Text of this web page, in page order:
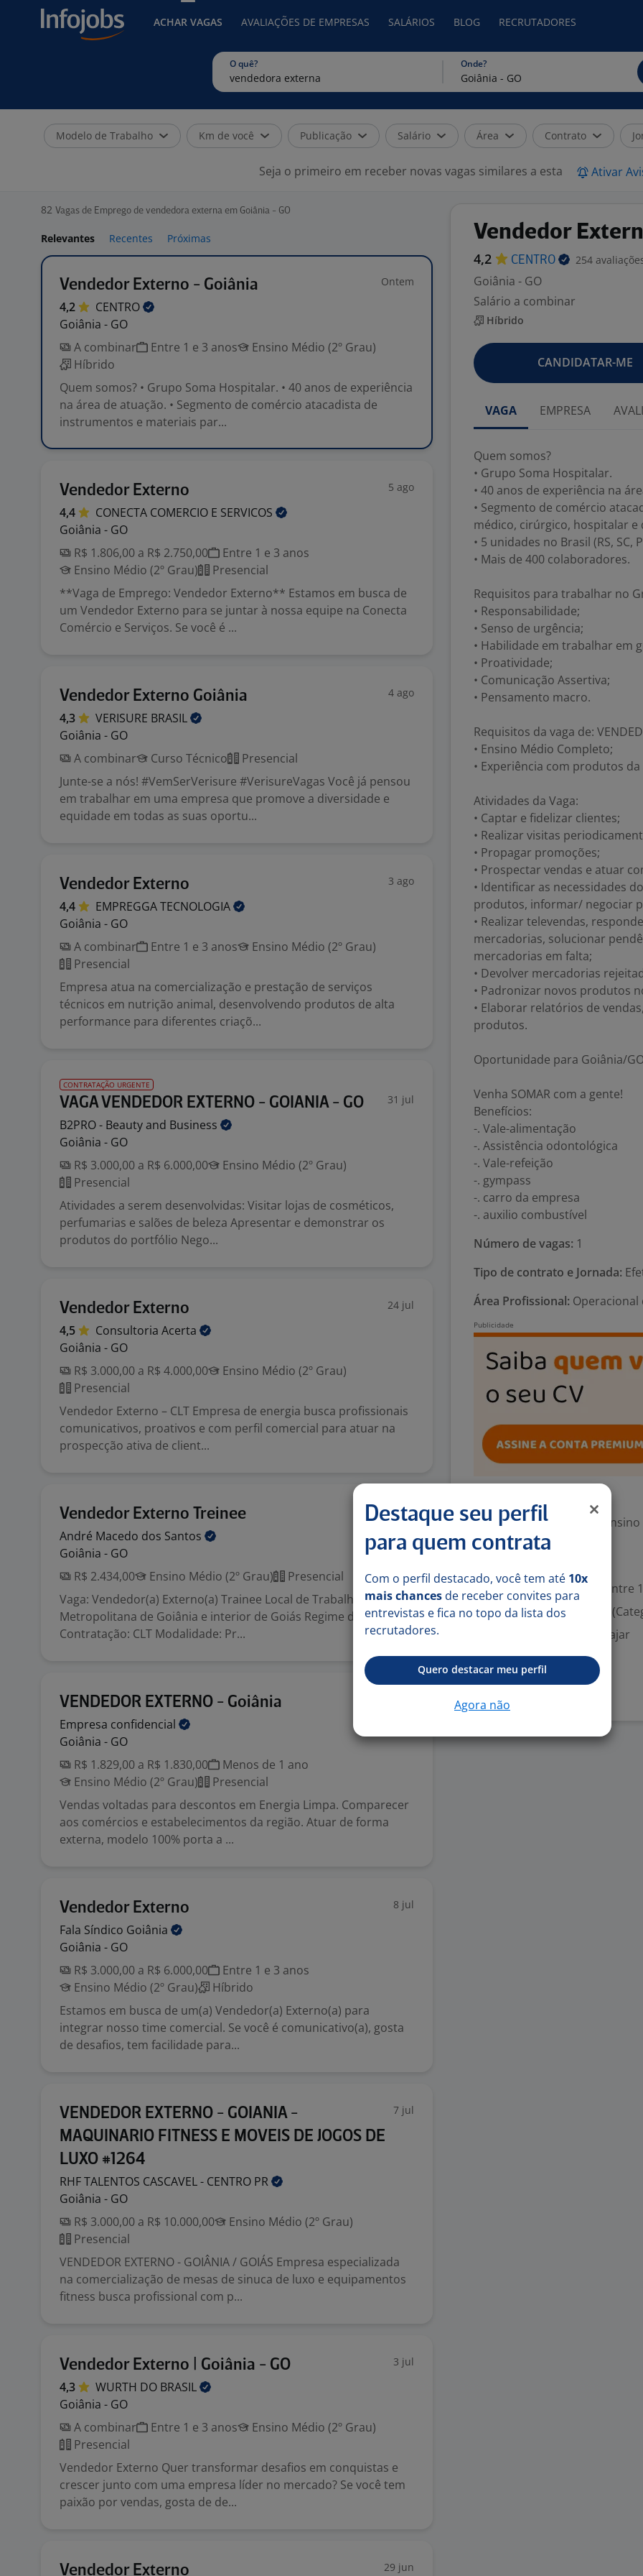
ACHAR VAGAS AVALIAÇÕES DE EMPRESAS SALÁRIOS BLOG RECRUTADORES
O quê? Onde?
Modelo de Trabalho Km de você Publicação Salário Área Contrato
Seja o primeiro em receber novas vagas similares a esta Ativar
82 Vagas de Emprego de vendedora externa em Goiânia - GO
Relevantes Recentes Próximas
Vendedor Externo - Goiânia Ontem
4,2
CENTRO
Goiânia - GO
A combinar
Entre 1 e 3 anos
Ensino Médio (2º Grau)
Híbrido
Quem somos? • Grupo Soma Hospitalar. • 40 anos de experiência
na área de atuação. • Segmento de comércio atacadista de
instrumentos e materiais par...
Vendedor Externo 5 ago
4,4 CONECTA COMERCIO E SERVICOS
Goiânia - GO
R$ 1.806,00 a R$ 2.750,00
Entre 1 e 3 anos
Ensino Médio (2º Grau)
Presencial
**Vaga de Emprego: Vendedor Externo** Estamos em busca de
um Vendedor Externo para se juntar à nossa equipe na Conecta
Comércio e Serviços. Se você é ...
Vendedor Externo Goiânia 4 ago
4,3 VERISURE BRASIL
Goiânia - GO
A combinar
Curso Técnico
Presencial
Junte-se a nós! #VemSerVerisure #VerisureVagas Você já pensou
em trabalhar em uma empresa que promove a diversidade e
equidade em todas as suas oportu...
Vendedor Externo 3 ago
4,4 EMPREGGATECNOLOGIA
Goiânia - GO
A combinar
Entre 1 e 3 anos
Ensino Médio (2º Grau)
Presencial
Empresa atua na comercialização e prestação de serviços
técnicos em nutrição animal, desenvolvendo produtos de alta
performance para diferentes criaçõ...
CONTRATAÇÃO URGENTE
VAGA VENDEDOR EXTERNO - GOIANIA - GO 31 jul
B2PRO - Beauty and Business
Goiânia - GO
R$ 3.000,00 a R$ 6.000,00
Ensino Médio (2º Grau)
Presencial
Atividades a serem desenvolvidas: Visitar lojas de cosméticos,
perfumarias e salões de beleza Apresentar e demonstrar os
produtos do portfólio Nego...
Vendedor Externo 24 jul
4,5 Consultoria Acerta
Goiânia - GO
R$ 3.000,00 a R$ 4.000,00
Ensino Médio (2º Grau)
Presencial
Vendedor Externo – CLT Empresa de energia busca profissionais
comunicativos, proativos e com perfil comercial para atuar na
prospecção ativa de client...
Vendedor Externo Treinee 23 jul
André Macedo dos Santos
Goiânia - GO
R$ 2.434,00
Ensino Médio (2º Grau)
Presencial
Vaga: Vendedor(a) Externo(a) Trainee Local de Trabalho: Região
Metropolitana de Goiânia e interior de Goiás Regime de
Contratação: CLT Modalidade: Pr...
VENDEDOR EXTERNO - Goiânia
Empresa confidencial
Goiânia - GO
R$ 1.829,00 a R$ 1.830,00
Menos de 1 ano
Ensino Médio (2º Grau)
Presencial
Vendas voltadas para descontos em Energia Limpa. Comparecer
aos comércios e estabelecimentos da região. Atuar de forma
externa, modelo 100% porta a ...
Vendedor Externo 8 jul
Fala Síndico Goiânia
Goiânia - GO
R$ 3.000,00 a R$ 6.000,00
Entre 1 e 3 anos
Ensino Médio (2º Grau)
Híbrido
Estamos em busca de um(a) Vendedor(a) Externo(a) para
integrar nosso time comercial. Se você é comunicativo(a), gosta
de desafios, tem facilidade para...
VENDEDOR EXTERNO - GOIANIA -
MAQUINARIO FITNESS E MOVEIS DE JOGOS DE
LUXO #1264
7 jul
RHF TALENTOS CASCAVEL - CENTRO PR
Goiânia - GO
R$ 3.000,00 a R$ 10.000,00
Ensino Médio (2º Grau)
Presencial
VENDEDOR EXTERNO - GOIÂNIA / GOIÁS Empresa especializada
na comercialização de mesas de sinuca de luxo e equipamentos
fitness busca profissional com p...
Vendedor Externo | Goiânia - GO 3 jul
4,3 WURTH DO BRASIL
Goiânia - GO
A combinar
Entre 1 e 3 anos
Ensino Médio (2º Grau)
Presencial
Vendedor Externo Quer transformar desafios em conquistas e
crescer junto com uma empresa líder no mercado? Se você tem
paixão por vendas, gosta de de...
Vendedor Externo 29 jun
Vendedor
4,2 CENTRO 254
Goiânia - GO
Salário a combinar
Híbrido
CANDIDATAR-ME
VAGA EMPRESA
Quem somos?
• Grupo Soma Hospitalar.
• 40 anos de experiência na
• Segmento de comércio
médico, cirúrgico, hospitalar
• 5 unidades no Brasil (RS, SC,
• Mais de 400 colaboradores.
Requisitos para trabalhar no
• Responsabilidade;
• Senso de urgência;
• Habilidade em trabalhar em
• Proatividade;
• Comunicação Assertiva;
• Pensamento macro.
Requisitos da vaga de:
• Ensino Médio Completo;
• Experiência com produtos
Atividades da Vaga:
• Captar e fidelizar clientes;
• Realizar visitas
• Propagar promoções;
• Prospectar vendas e atuar
• Identificar as necessidades
produtos, informar/ negociar
• Realizar televendas,
mercadorias, solucionar
mercadorias em falta;
• Devolver mercadorias
• Padronizar novos produtos
• Elaborar relatórios de
produtos.
Oportunidade para Goiânia/
Venha SOMAR com a gente!
Benefícios:
-. Vale-alimentação
-. Assistência odontológica
-. Vale-refeição
-. gympass
-. carro da empresa
-. auxilio combustível
Número de vagas: 1
Tipo de contrato e Jornada:
Área Profissional: Operacional
Escolaridade Mínima: Ensino
Experiência desejada: Entre
Habilitação para dirigir
Disponibilidade para viajar
Denunciar vaga
Destaque seu perfil
para quem contrata
Com o perfil destacado, você tem até 10x
mais chances de receber convites para
entrevistas e fica no topo da lista dos
recrutadores.
Quero destacar meu perfil
Agora não